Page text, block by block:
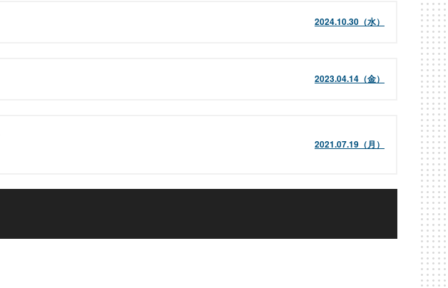
2024.10.30（水）
2023.04.14（金）
2021.07.19（月）